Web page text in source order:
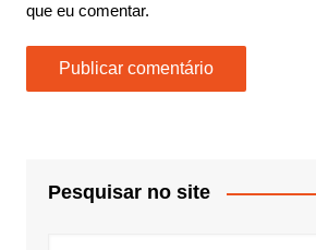
que eu comentar.
Pesquisar no site